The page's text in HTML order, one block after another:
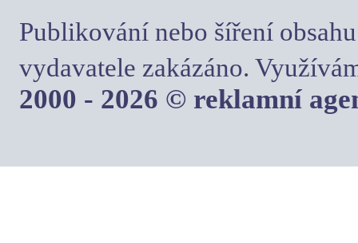
Publikování nebo šíření
vydavatele zakázáno.
2000 - 2026 © reklamní